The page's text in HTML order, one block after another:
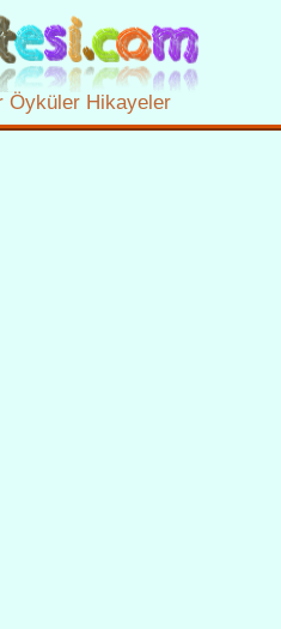
Öyküler Hikayeler